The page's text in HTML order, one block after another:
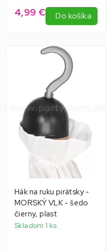
4,99 € Do košíka
Hák na ruku pirátsky -
MORSKÝ VLK - šedo
čierny, plast
Skladom 1 ks